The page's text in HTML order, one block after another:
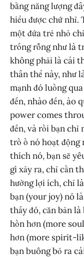
bằng năng lượng
hiểu được chứ nhỉ.
một đứa trẻ nhỏ
trống rỗng như là
không phải là cái
thân thể này, như
mạnh đó luồng
đến, nhào đến, ào
power comes
đến, và rồi bạn chỉ
trồ ồ nó hoạt động
thích nó, bạn sẽ
gì xảy ra, chỉ cần
hưởng lợi ích, chỉ
bạn (your joy) nó
thấy đó, căn bản
hồn hơn (more
hơn (more spirit-
bạn buông bỏ ra